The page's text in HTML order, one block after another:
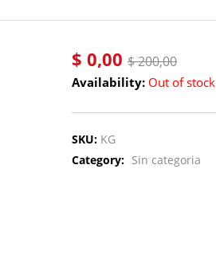
$ 0,00 $200,00
Availability: Out of stock
SKU: KG
Category: Sin categoria